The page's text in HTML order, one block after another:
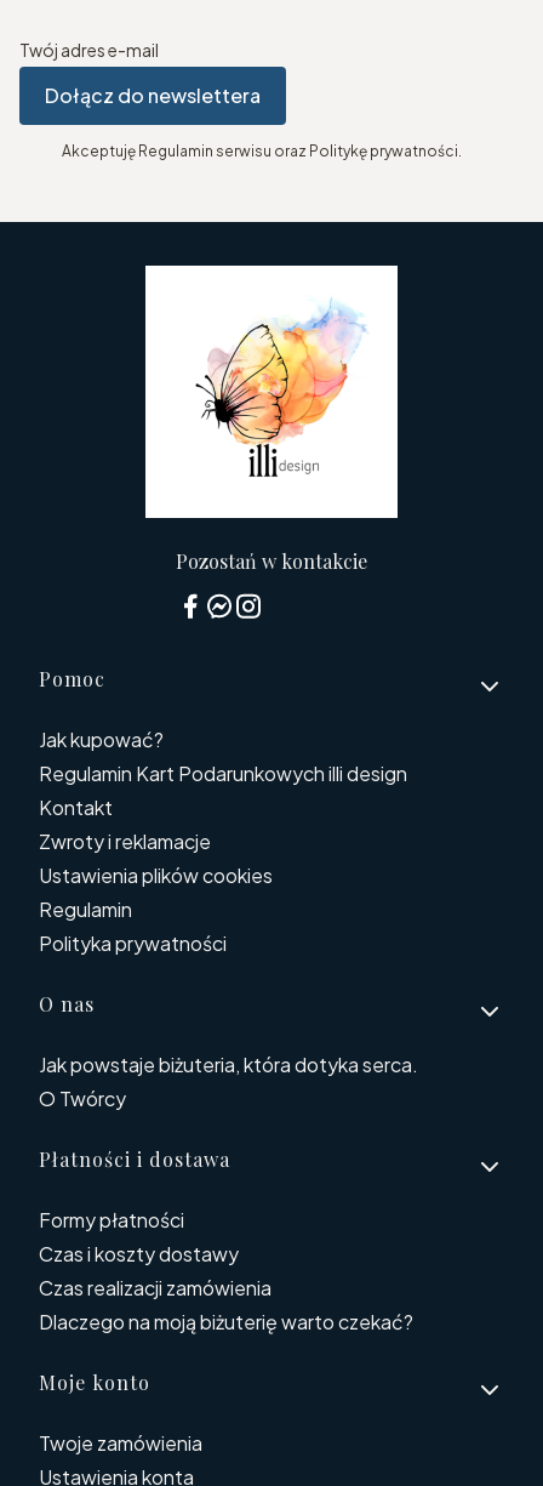
Twój adres e-mail
Dołącz do newslettera
Akceptuję Regulamin serwisu oraz Politykę prywatności.
Pozostań w kontakcie
Linki w stopce
Pomoc
Jak kupować?
Regulamin Kart Podarunkowych illi design
Kontakt
Zwroty i reklamacje
Ustawienia plików cookies
Regulamin
Polityka prywatności
O nas
Jak powstaje biżuteria, która dotyka serca.
O Twórcy
Płatności i dostawa
Formy płatności
Czas i koszty dostawy
Czas realizacji zamówienia
Dlaczego na moją biżuterię warto czekać?
Moje konto
Twoje zamówienia
Ustawienia konta